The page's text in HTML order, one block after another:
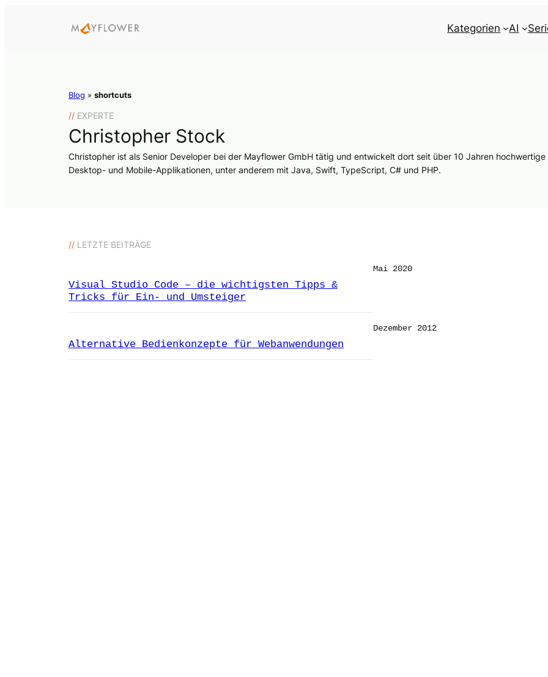
Kategorien AI
Blog » shortcuts
// EXPERTE
Christopher Stock
Christopher ist als Senior Developer bei der Mayflower GmbH tätig und entwickelt dort seit über 10 Jahren hochwertige
Desktop- und Mobile-Applikationen, unter anderem mit Java, Swift, TypeScript, C# und PHP.
// LETZTE BEITRÄGE
Visual Studio Code – die wichtigsten Tipps &
Tricks für Ein- und Umsteiger
Mai 2020
Alternative Bedienkonzepte für Webanwendungen
Dezember 2012